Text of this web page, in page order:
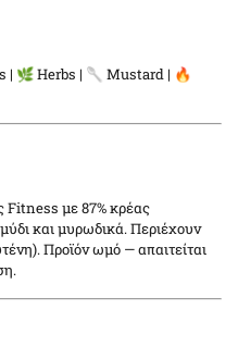
| 🌿 Herbs | 🥄 Mustard | 🔥
Fitness με 87% κρέας
και μυρωδικά. Περιέχουν
Προϊόν ωμό — απαιτείται